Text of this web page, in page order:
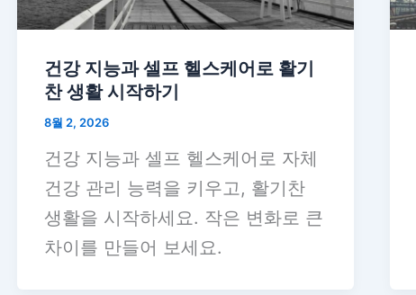
건강 지능과 셀프 헬스케어로 활기
찬 생활 시작하기
8월 2, 2026
건강 지능과 셀프 헬스케어로 자체
건강 관리 능력을 키우고, 활기찬
생활을 시작하세요. 작은 변화로 큰
차이를 만들어 보세요.